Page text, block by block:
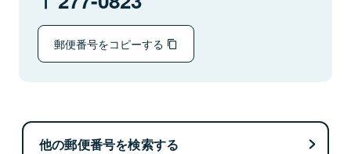
郵便番号をコピーする
他の郵便番号を検索する